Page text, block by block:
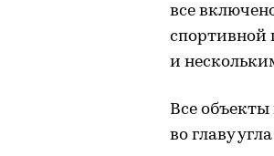
все
спортивной
и
Все объекты
во главу